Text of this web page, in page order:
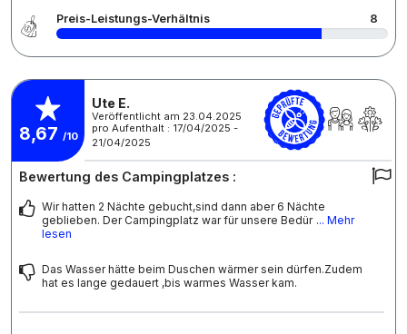
Preis-Leistungs-Verhältnis 8
8,67 /10
Ute E.
Veröffentlicht am 23.04.2025
pro Aufenthalt : 17/04/2025 -
21/04/2025
Bewertung des Campingplatzes :
Wir hatten 2 Nächte gebucht,sind dann aber 6 Nächte
geblieben. Der Campingplatz war für unsere Bedür ... Mehr
lesen
Das Wasser hätte beim Duschen wärmer sein dürfen.Zudem
hat es lange gedauert ,bis warmes Wasser kam.